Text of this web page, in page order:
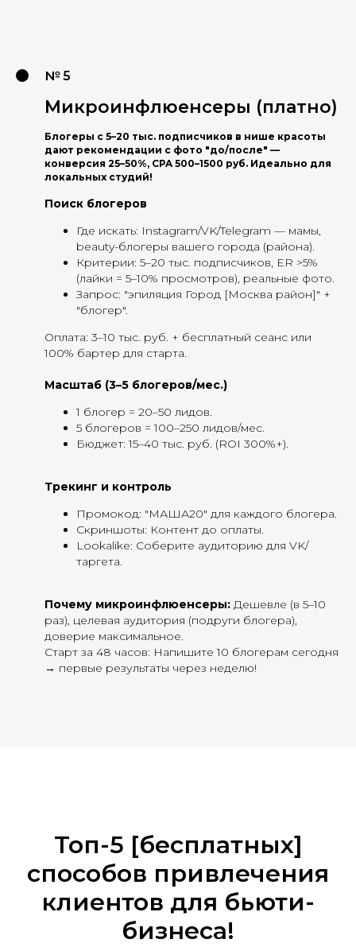
№ 5
Микроинфлюенсеры (платно)
Блогеры с 5–20 тыс. подписчиков в нише красоты
дают рекомендации с фото "до/после" —
конверсия 25–50%, CPA 500–1500 руб. Идеально для
локальных студий!
Поиск блогеров
Где искать: Instagram/VK/Telegram — мамы,
beauty-блогеры вашего города (района).
Критерии: 5–20 тыс. подписчиков, ER >5%
(лайки = 5–10% просмотров), реальные фото.
Запрос: "эпиляция Город [Москва район]" +
"блогер".
Оплата: 3–10 тыс. руб. + бесплатный сеанс или
100% бартер для старта.
Масштаб (3–5 блогеров/мес.)
1 блогер = 20–50 лидов.
5 блогеров = 100–250 лидов/мес.
Бюджет: 15–40 тыс. руб. (ROI 300%+).
Трекинг и контроль
Промокод: "МАША20" для каждого блогера.
Скриншоты: Контент до оплаты.
Lookalike: Соберите аудиторию для VK/
таргета.
Почему микроинфлюенсеры: Дешевле (в 5–10
раз), целевая аудитория (подруги блогера),
доверие максимальное.
Старт за 48 часов: Напишите 10 блогерам сегодня
→ первые результаты через неделю!
Топ-5 [бесплатных]
способов привлечения
клиентов для бьюти-
бизнеса!